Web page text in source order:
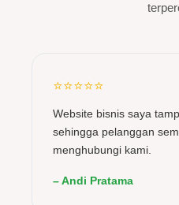
⭐⭐⭐⭐⭐
Website bisnis saya
sehingga pelanggan
menghubungi kami.
– Andi Pratama